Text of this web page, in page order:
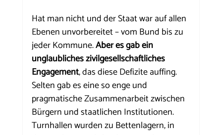
Hat man nicht und der Staat war auf allen
Ebenen unvorbereitet – vom Bund bis zu
jeder Kommune. Aber es gab ein
unglaubliches zivilgesellschaftliches
Engagement, das diese Defizite auffing.
Selten gab es eine so enge und
pragmatische Zusammenarbeit zwischen
Bürgern und staatlichen Institutionen.
Turnhallen wurden zu Bettenlagern, in